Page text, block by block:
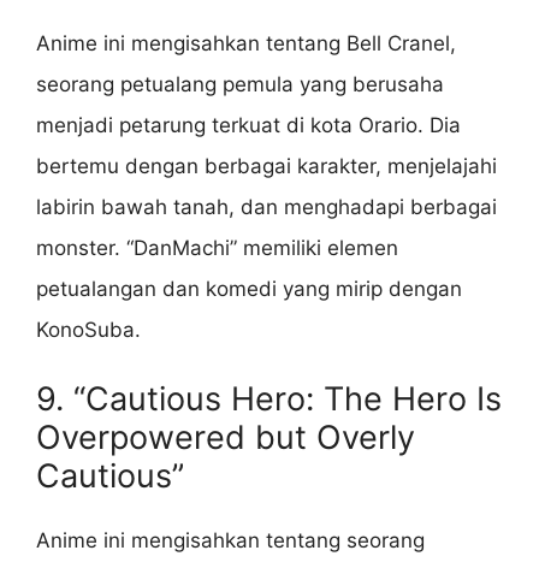
Anime ini mengisahkan tentang Bell Cranel,
seorang petualang pemula yang berusaha
menjadi petarung terkuat di kota Orario. Dia
bertemu dengan berbagai karakter, menjelajahi
labirin bawah tanah, dan menghadapi berbagai
monster. “DanMachi” memiliki elemen
petualangan dan komedi yang mirip dengan
KonoSuba.
9. “Cautious Hero: The Hero Is
Overpowered but Overly
Cautious”
Anime ini mengisahkan tentang seorang